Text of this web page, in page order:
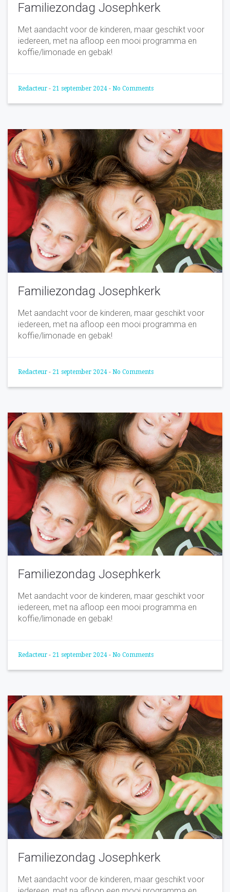
Familiezondag Josephkerk
Met aandacht voor de kinderen, maar geschikt voor
iedereen, met na afloop een mooi programma en
koffie/limonade en gebak!
Redacteur - 21 september 2024 - No Comments
Familiezondag Josephkerk
Met aandacht voor de kinderen, maar geschikt voor
iedereen, met na afloop een mooi programma en
koffie/limonade en gebak!
Redacteur - 21 september 2024 - No Comments
Familiezondag Josephkerk
Met aandacht voor de kinderen, maar geschikt voor
iedereen, met na afloop een mooi programma en
koffie/limonade en gebak!
Redacteur - 21 september 2024 - No Comments
Familiezondag Josephkerk
Met aandacht voor de kinderen, maar geschikt voor